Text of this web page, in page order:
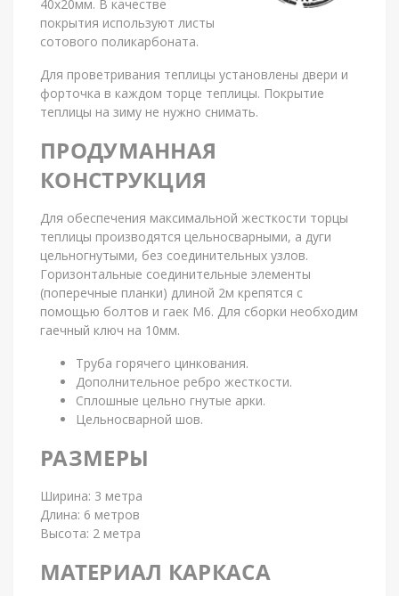
40х20мм. В качестве
покрытия используют листы
сотового поликарбоната.
Для проветривания теплицы установлены двери и
форточка в каждом торце теплицы. Покрытие
теплицы на зиму не нужно снимать.
ПРОДУМАННАЯ
КОНСТРУКЦИЯ
Для обеспечения максимальной жесткости торцы
теплицы производятся цельносварными, а дуги
цельногнутыми, без соединительных узлов.
Горизонтальные соединительные элементы
(поперечные планки) длиной 2м крепятся с
помощью болтов и гаек М6. Для сборки необходим
гаечный ключ на 10мм.
Труба горячего цинкования.
Дополнительное ребро жесткости.
Сплошные цельно гнутые арки.
Цельносварной шов.
РАЗМЕРЫ
Ширина: 3 метра
Длина: 6 метров
Высота: 2 метра
МАТЕРИАЛ КАРКАСА